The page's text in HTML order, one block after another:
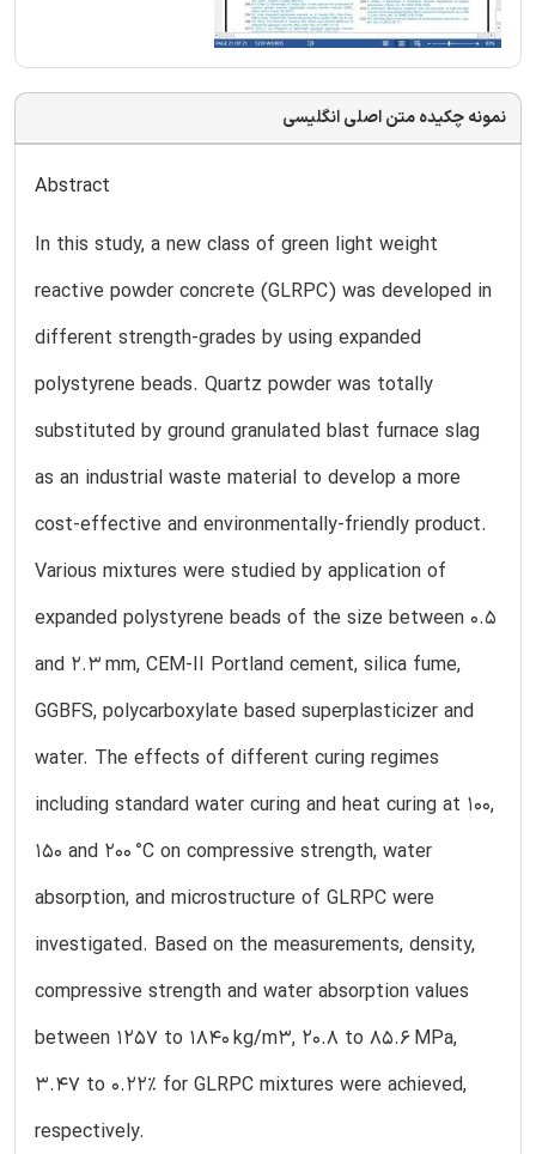
نمونه چکیده متن اصلی انگلیسی
Abstract
In this study, a new class of green light weight
reactive powder concrete (GLRPC) was developed in
different strength-grades by using expanded
polystyrene beads. Quartz powder was totally
substituted by ground granulated blast furnace slag
as an industrial waste material to develop a more
cost-effective and environmentally-friendly product.
Various mixtures were studied by application of
expanded polystyrene beads of the size between 0.5
and 2.3 mm, CEM-II Portland cement, silica fume,
GGBFS, polycarboxylate based superplasticizer and
water. The effects of different curing regimes
including standard water curing and heat curing at 100,
150 and 200 °C on compressive strength, water
absorption, and microstructure of GLRPC were
investigated. Based on the measurements, density,
compressive strength and water absorption values
between 1257 to 1840 kg/m3, 20.8 to 85.6 MPa,
3.47 to 0.22% for GLRPC mixtures were achieved,
respectively.